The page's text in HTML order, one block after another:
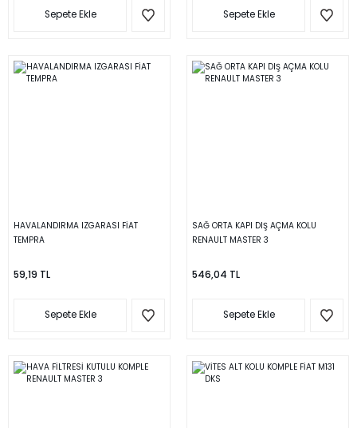
Sepete Ekle Sepete Ekle
HAVALANDIRMA IZGARASI FİAT
TEMPRA
59,19 TL
Sepete Ekle
SAĞ ORTA KAPI DIŞ AÇMA KOLU
RENAULT MASTER 3
546,04 TL
Sepete Ekle